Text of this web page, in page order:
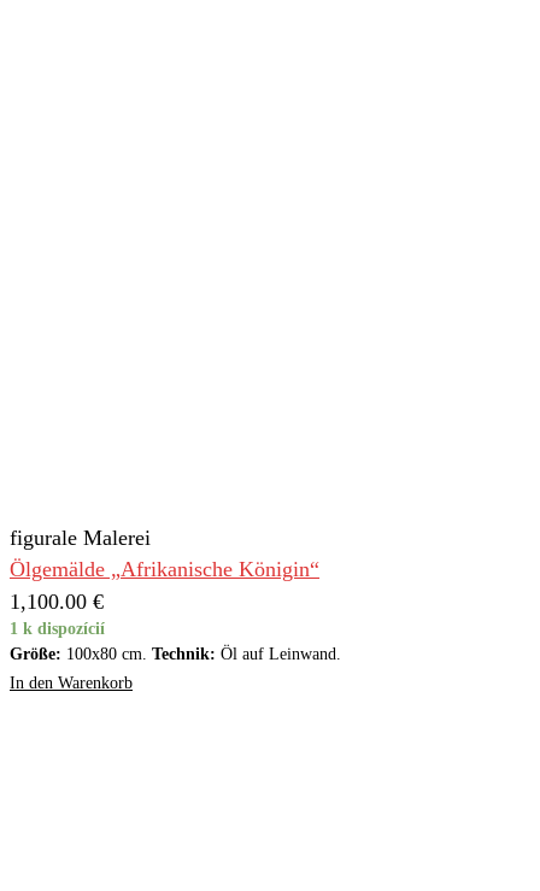
figurale Malerei
Ölgemälde „Afrikanische Königin“
1,100.00 €
1 k dispozícií
Größe: 100x80 cm. Technik: Öl auf Leinwand.
In den Warenkorb